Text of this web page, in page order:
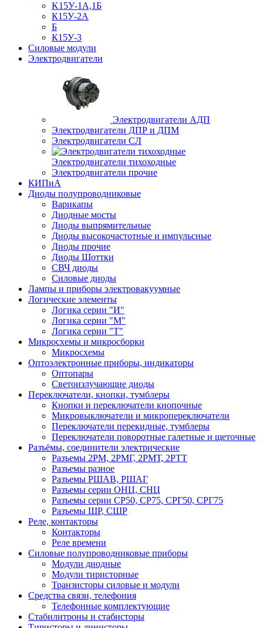
K15У-1А,1Б
К15У-2А
Б
К15У-3
Силовые модули
Электродвигатели
Электродвигатели АДП
Электродвигатели ДПР и ДПМ
Электродвигатели СЛ
Электродвигатели тихоходные
Электродвигатели прочие
КИПиА
Диоды полупроводниковые
Варикапы
Диодные мосты
Диоды выпрямительные
Диоды высокочастотные и импульсные
Диоды прочие
Диоды Шоттки
СВЧ диоды
Силовые диоды
Лампы и приборы электровакуумные
Логические элементы
Логика серии "И"
Логика серии "М"
Логика серии "Т"
Микросхемы и микросборки
Микросхемы
Оптоэлектронные приборы, индикаторы
Оптопары
Светоизлучающие диоды
Переключатели, кнопки, тумблеры
Кнопки и переключатели кнопочные
Микровыключатели и микропереключатели
Переключатели перекидные, тумблеры
Переключатели поворотные галетные и щеточные
Разъёмы, соединители электрические
Разъемы 2РМ, 2РМГ, 2РМТ, 2РТТ
Разъемы разное
Разъемы РШАВ, РШАГ
Разъемы серии ОНЦ, СНЦ
Разъемы серии СР50, СР75, СРГ50, СРГ75
Разъемы ШР, СШР
Реле, контакторы
Контакторы
Реле времени
Силовые полупроводниковые приборы
Модули диодные
Модули тиристорные
Транзисторы силовые и модули
Средства связи, телефония
Телефонные комплектующие
Стабилитроны и стабисторы